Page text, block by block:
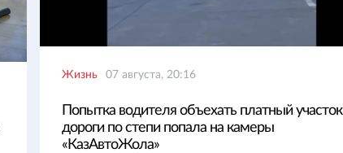
Жизнь 07 августа, 20:16
Попытка водителя объехать платный участок
дороги по степи попала на камеры
«КазАвтоЖола»